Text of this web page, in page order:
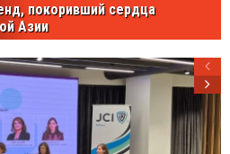
покоривший сердца
Азии